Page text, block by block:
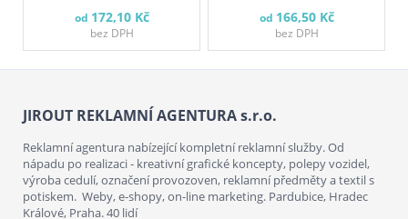
od 172,10 Kč
bez DPH
od 166,50 Kč
bez DPH
JIROUT REKLAMNÍ AGENTURA s.r.o.
Reklamní agentura nabízející kompletní reklamní služby. Od
nápadu po realizaci - kreativní grafické koncepty, polepy vozidel,
výroba cedulí, označení provozoven, reklamní předměty a textil s
potiskem. Weby, e-shopy, on-line marketing. Pardubice, Hradec
Králové, Praha. 40 lidí